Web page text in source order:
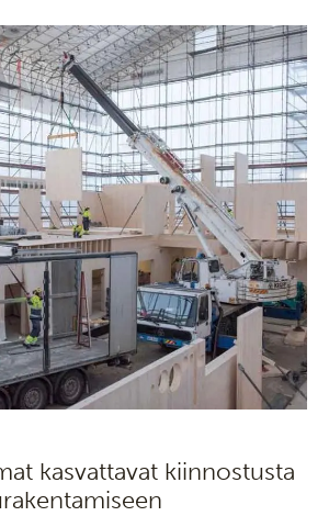
kasvattavat kiinnostusta